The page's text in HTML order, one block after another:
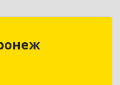
Бит, Воронеж
г, 20-летия